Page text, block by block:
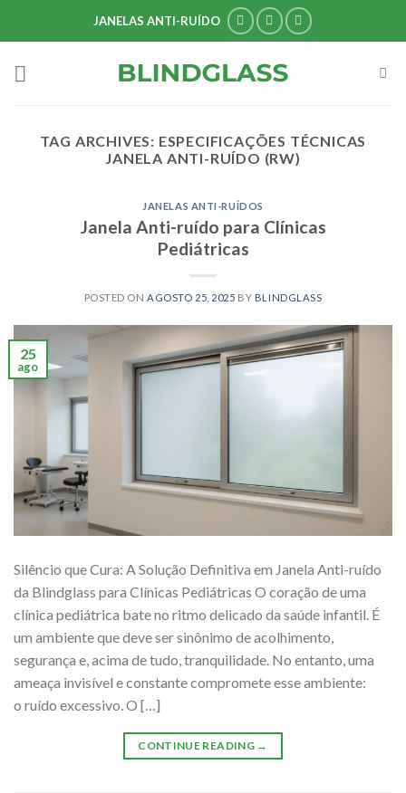
JANELAS ANTI-RUÍDO
TAG ARCHIVES: ESPECIFICAÇÕES TÉCNICAS
JANELA ANTI-RUÍDO (RW)
JANELAS ANTI-RUÍDOS
Janela Anti-ruído para Clínicas
Pediátricas
POSTED ON AGOSTO 25, 2025 BY BLINDGLASS
25
ago
Silêncio que Cura: A Solução Definitiva em Janela Anti-ruído
da Blindglass para Clínicas Pediátricas O coração de uma
clínica pediátrica bate no ritmo delicado da saúde infantil. É
um ambiente que deve ser sinônimo de acolhimento,
segurança e, acima de tudo, tranquilidade. No entanto, uma
ameaça invisível e constante compromete esse ambiente:
o ruído excessivo. O […]
CONTINUE READING →